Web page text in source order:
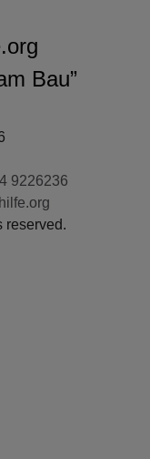
Bau”
9226236
reserved.